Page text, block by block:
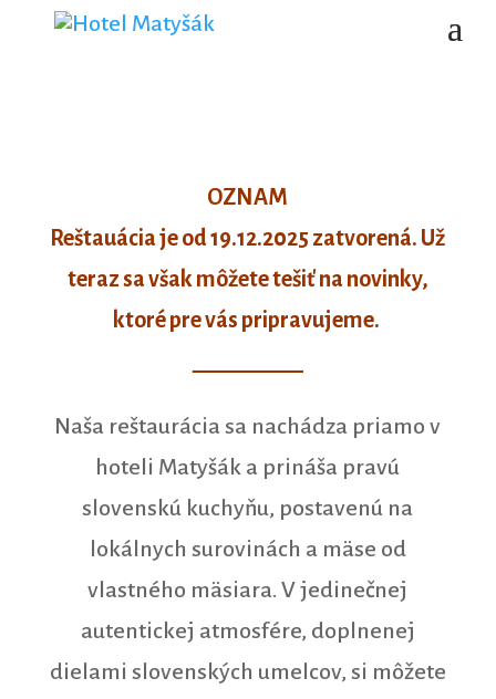
OZNAM
Reštauácia je od 19.12.2025 zatvorená. Už
teraz sa však môžete tešiť na novinky,
ktoré pre vás pripravujeme.
Naša reštaurácia sa nachádza priamo v
hoteli Matyšák a prináša pravú
slovenskú kuchyňu, postavenú na
lokálnych surovinách a mäse od
vlastného mäsiara. V jedinečnej
autentickej atmosfére, doplnenej
dielami slovenských umelcov, si môžete